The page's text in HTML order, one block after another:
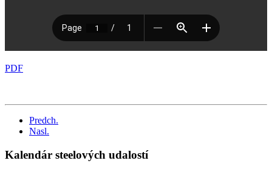
PDF
Predch.
Nasl.
Kalendár steelových udalostí